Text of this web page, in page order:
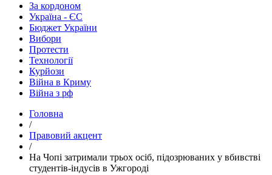
За кордоном
Україна - ЄС
Бюджет України
Вибори
Протести
Технології
Курйози
Війна в Криму
Війна з рф
Головна
/
Правовий акцент
/
На Чопі затримали трьох осіб, підозрюваних у вбивстві
студентів-індусів в Ужгороді